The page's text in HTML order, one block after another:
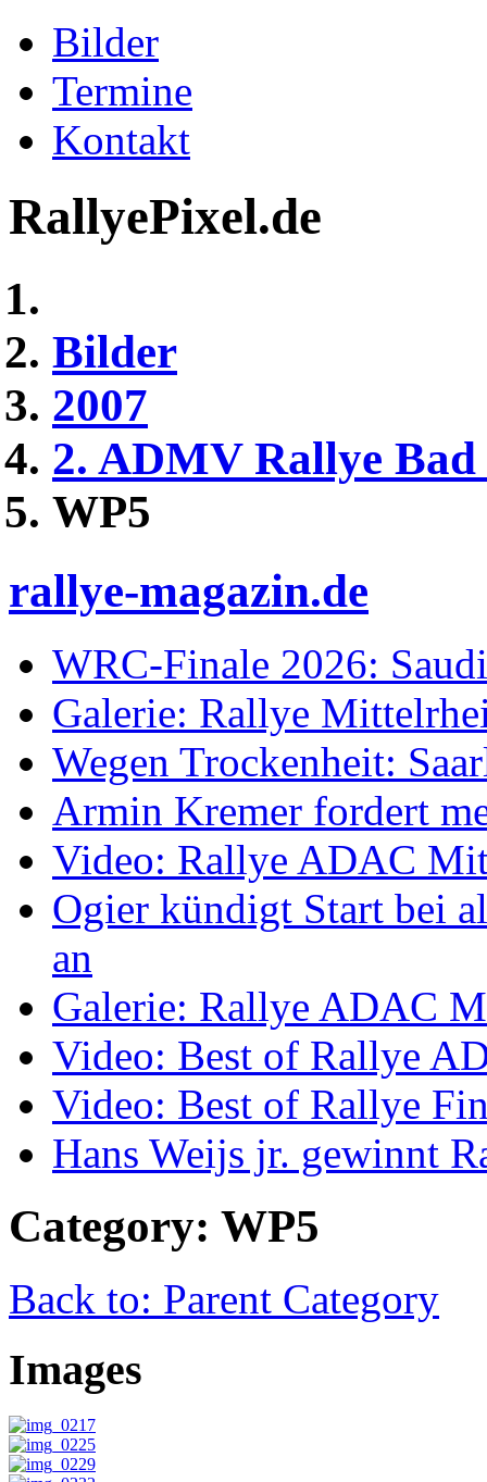
Bilder
Termine
Kontakt
RallyePixel.de
Bilder
2007
2. ADMV Rallye Bad
WP5
rallye-magazin.de
WRC-Finale 2026:
Galerie: Rallye
Wegen Trockenheit:
Armin Kremer fordert
Video: Rallye ADAC
Ogier kündigt Start bei
an
Galerie: Rallye ADAC
Video: Best of Rallye
Video: Best of Rallye
Hans Weijs jr. gewinnt
Category: WP5
Back to: Parent Category
Images